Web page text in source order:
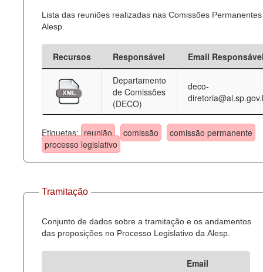
Lista das reuniões realizadas nas Comissões
Alesp.
Recursos Responsável
Email
Departamento
de Comissões
(DECO)
deco-
Etiquetas: reunião comissão
comissão permanente
processo legislativo
Tramitação
Conjunto de dados sobre a tramitação e os andamentos
das proposições no Processo Legislativo da Alesp.
Email